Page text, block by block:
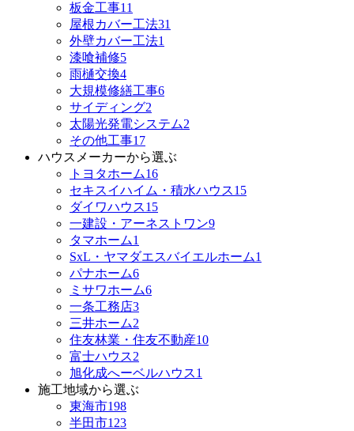
板金工事11
屋根カバー工法31
外壁カバー工法1
漆喰補修5
雨樋交換4
大規模修繕工事6
サイディング2
太陽光発電システム2
その他工事17
ハウスメーカーから選ぶ
トヨタホーム16
セキスイハイム・積水ハウス15
ダイワハウス15
一建設・アーネストワン9
タマホーム1
SxL・ヤマダエスバイエルホーム1
パナホーム6
ミサワホーム6
一条工務店3
三井ホーム2
住友林業・住友不動産10
富士ハウス2
旭化成へーベルハウス1
施工地域から選ぶ
東海市198
半田市123